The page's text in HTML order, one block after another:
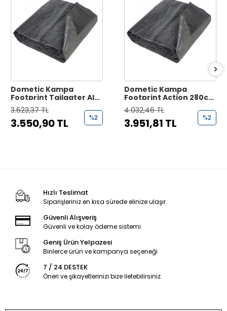
Dometic Kampa
Footprint Tailgater AIR
285cm - 195cm Çadır
Zemin Kaplama
3.623,37 TL
3.550,90 TL %2
Dometic Kampa
Footprint Action 280cm
- 260cm Çadır Zemin
Kaplama
4.032,46 TL
3.951,81 TL %2
Hızlı Teslimat
Siparişleriniz en kısa sürede elinize ulaşır.
Güvenli Alışveriş
Güvenli ve kolay ödeme sistemi
Geniş Ürün Yelpazesi
Binlerce ürün ve kampanya seçeneği
7 / 24 DESTEK
Öneri ve şikayetlerinizi bize iletebilirsiniz.